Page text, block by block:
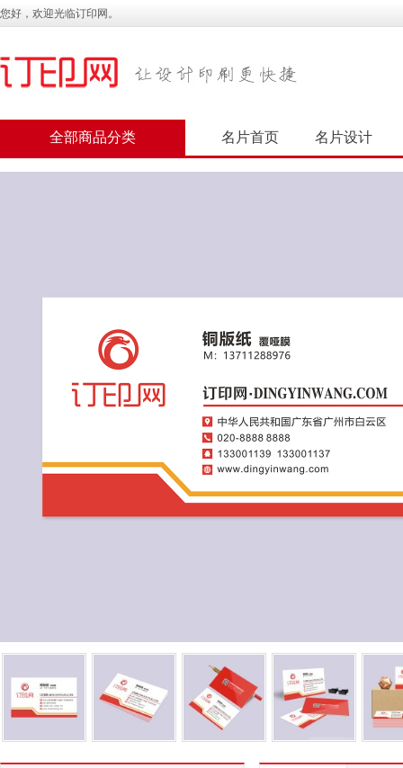
您好，欢迎光临订印网。
全部商品分类 名片首页 名片设计